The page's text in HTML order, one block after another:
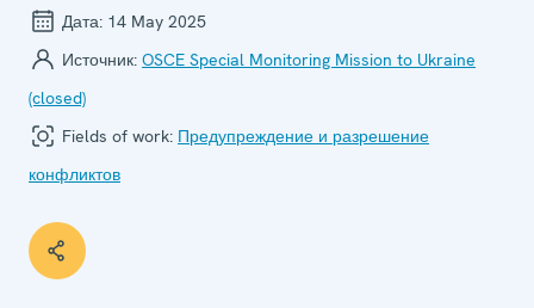
Дата: 14 May 2025
Источник: OSCE Special Monitoring Mission to Ukraine
(closed)
Fields of work: Предупреждение и разрешение
конфликтов